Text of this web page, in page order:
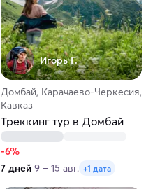
Игорь Г.
Домбай, Карачаево-Черкесия,
Кавказ
Треккинг тур в Домбай
-6%
7 дней 9 – 15 авг. +1 дата